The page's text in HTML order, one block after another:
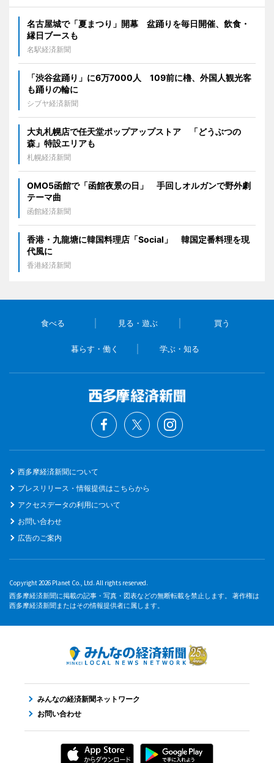
名古屋城で「夏まつり」開幕 盆踊りを毎日開催、飲食・
縁日ブースも
名駅経済新聞
「渋谷盆踊り」に6万7000人 109前に櫓、外国人観光客
も踊りの輪に
シブヤ経済新聞
大丸札幌店で任天堂ポップアップストア 「どうぶつの
森」特設エリアも
札幌経済新聞
OMO5函館で「函館夜景の日」 手回しオルガンで野外劇
テーマ曲
函館経済新聞
香港・九龍塘に韓国料理店「Social」 韓国定番料理を現
代風に
香港経済新聞
食べる 見る・遊ぶ 買う
暮らす・働く 学ぶ・知る
西多摩経済新聞について
プレスリリース・情報提供はこちらから
アクセスデータの利用について
お問い合わせ
広告のご案内
Copyright 2026 Planet Co., Ltd. All rights reserved.
西多摩経済新聞に掲載の記事・写真・図表などの無断転載を禁止します。 著作権は
西多摩経済新聞またはその情報提供者に属します。
みんなの経済新聞ネットワーク
お問い合わせ